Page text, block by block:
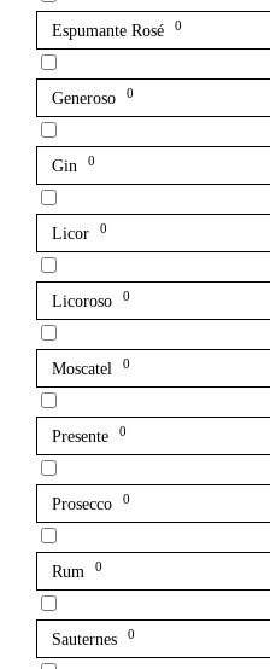
Espumante Rosé 0
Generoso 0
Gin 0
Licor 0
Licoroso 0
Moscatel 0
Presente 0
Prosecco 0
Rum 0
Sauternes 0